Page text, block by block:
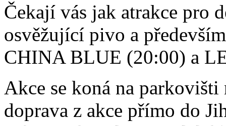
Čekají vás jak atrakce pro
osvěžující pivo a
CHINA BLUE (20:00) a
Akce se koná na parkovišti
doprava z akce přímo do